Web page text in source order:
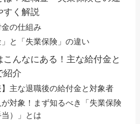
すく解説
の仕組み
」と「失業保険」の違い
こんなにある！主な給付金と
紹介
】主な退職後の給付金と対象者
対象！まず知るべき「失業保険
当）」とは